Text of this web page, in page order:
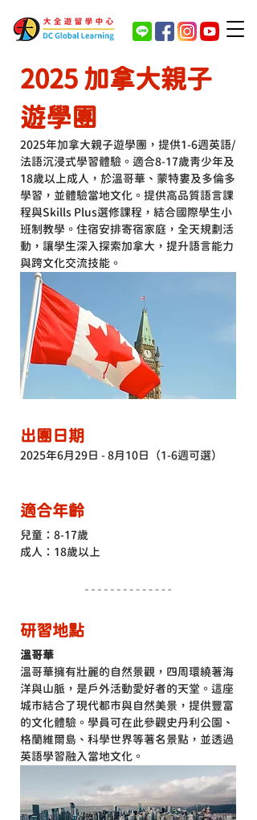
2025 加拿大親子
遊學團
2025年加拿大親子遊學團，提供1-6週英語/
法語沉浸式學習體驗。適合8-17歲青少年及
18歲以上成人，於溫哥華、蒙特婁及多倫多
學習，並體驗當地文化。提供高品質語言課
程與Skills Plus選修課程，結合國際學生小
班制教學。住宿安排寄宿家庭，全天規劃活
動，讓學生深入探索加拿大，提升語言能力
與跨文化交流技能。
出團日期
2025年6月29日 - 8月10日（1-6週可選）
適合年齡
兒童：8-17歲
成人：18歲以上
研習地點
溫哥華
溫哥華擁有壯麗的自然景觀，四周環繞著海
洋與山脈，是戶外活動愛好者的天堂。這座
城市結合了現代都市與自然美景，提供豐富
的文化體驗。學員可在此參觀史丹利公園、
格蘭維爾島、科學世界等著名景點，並透過
英語學習融入當地文化。